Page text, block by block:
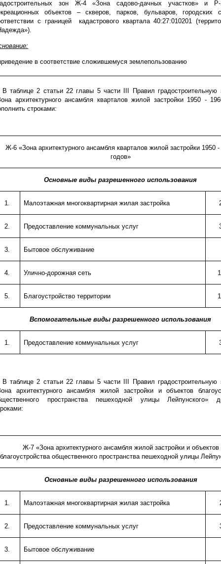
зон Ж-4 «Зона садово-дачных участков» и
объектов – скверов, парков, бульваров, городских
с границей
кадастрового квартала 40:27:010201
в соответствие сложившемуся землепользованию
В таблице 2 статьи 22главы 5 части
Правил
архитектурного ансамбля кварталов жилой застройки 1950 -
строками:
Ж-6 «Зона архитектурного ансамбля кварталов жилой застройки 1950
годов»
Основные виды разрешенного использования
1. Малоэтажная многоквартирная жилая застройка
2. Предоставление коммунальных услуг
3. Бытовое обслуживание
4. Улично-дорожная сеть
5. Благоустройство территории
Вспомогательные виды разрешенного использования
1. Предоставление коммунальных услуг
В таблице 2 статьи 22главы 5 части
Правил
архитектурного ансамбля жилой застройки и объектов
пространства пешеходной улицы Лейпунского»
Ж-7 «Зона архитектурного ансамбля жилой застройки и объектов
благоустройства общественного пространства пешеходной улицы
Основные виды разрешенного использования
1. Малоэтажная многоквартирная жилая застройка
2. Предоставление коммунальных услуг
3. Бытовое обслуживание